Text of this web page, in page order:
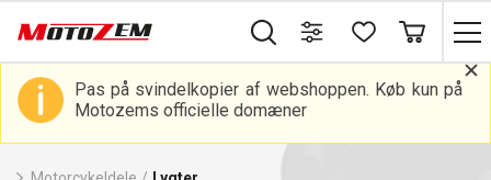
Pas på svindelkopier af webshoppen. Køb kun på
Motozems officielle domæner